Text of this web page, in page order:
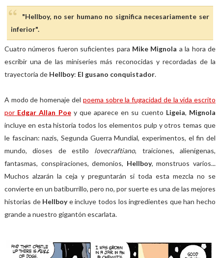
"Hellboy, no ser humano no significa necesariamente ser
inferior".
Cuatro números fueron suficientes para Mike Mignola a la hora de
escribir una de las miniseries más reconocidas y recordadas de la
trayectoria de Hellboy: El gusano conquistador.
A modo de homenaje del poema sobre la fugacidad de la vida escrito
por Edgar Allan Poey que aparece en su cuento Ligeia, Mignola
incluye en esta historia todos los elementos pulp y otros temas que
le fascinan: nazis, Segunda Guerra Mundial, experimentos, el fin del
mundo, dioses de estilo lovecraftiano, traiciones, alienígenas,
fantasmas, conspiraciones, demonios, Hellboy, monstruos varios...
Muchos alzarán la ceja y preguntarán si toda esta mezcla no se
convierte en un batiburrillo, pero no, por suerte es una de las mejores
historias de Hellboye incluye todos los ingredientes que han hecho
grande a nuestro gigantón escarlata.